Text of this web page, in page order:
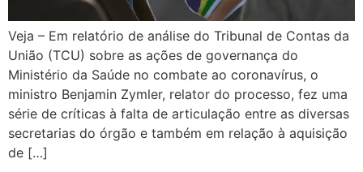
Veja – Em relatório de análise do Tribunal de Contas da
União (TCU) sobre as ações de governança do
Ministério da Saúde no combate ao coronavírus, o
ministro Benjamin Zymler, relator do processo, fez uma
série de críticas à falta de articulação entre as diversas
secretarias do órgão e também em relação à aquisição
de […]